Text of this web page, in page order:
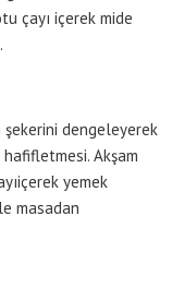
çayı içerek mide
şekerini dengeleyerek
hafifletmesi. Akşam
yemek
masadan